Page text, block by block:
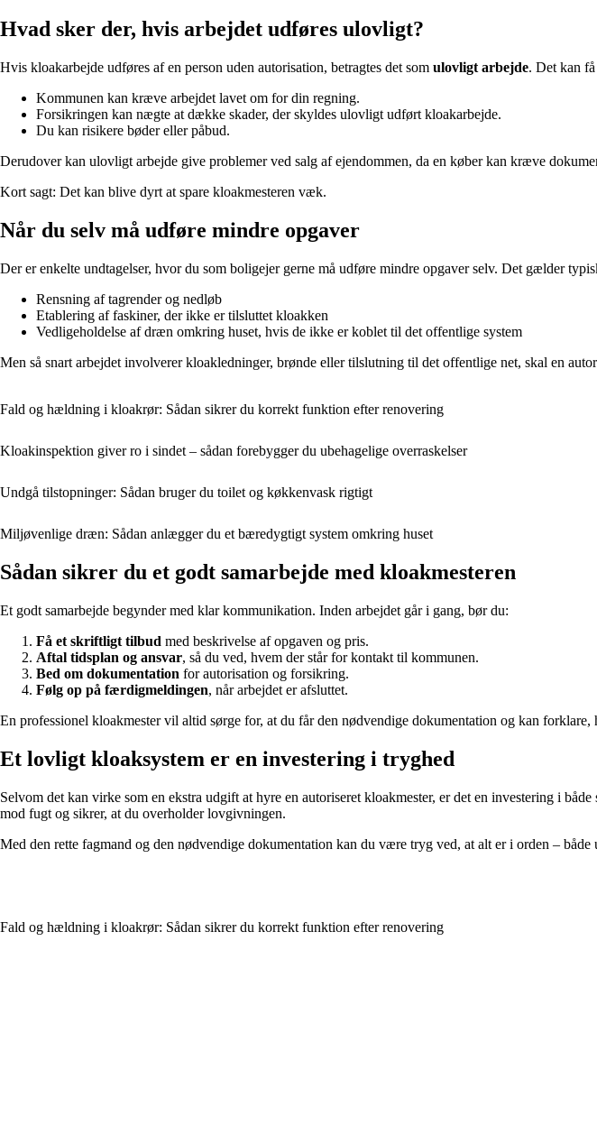
Hvad sker der, hvis arbejdet udføres ulovligt?
Hvis kloakarbejde udføres af en person uden autorisation, betragtes det som ulovligt arbejde. Det kan
Kommunen kan kræve arbejdet lavet om for din regning.
Forsikringen kan nægte at dække skader, der skyldes ulovligt udført kloakarbejde.
Du kan risikere bøder eller påbud.
Derudover kan ulovligt arbejde give problemer ved salg af ejendommen, da en køber kan kræve
Kort sagt: Det kan blive dyrt at spare kloakmesteren væk.
Når du selv må udføre mindre opgaver
Der er enkelte undtagelser, hvor du som boligejer gerne må udføre mindre opgaver selv. Det gælder
Rensning af tagrender og nedløb
Etablering af faskiner, der ikke er tilsluttet kloakken
Vedligeholdelse af dræn omkring huset, hvis de ikke er koblet til det offentlige system
Men så snart arbejdet involverer kloakledninger, brønde eller tilslutning til det offentlige net, skal en
Fald og hældning i kloakrør: Sådan sikrer du korrekt funktion efter renovering
Kloakinspektion giver ro i sindet – sådan forebygger du ubehagelige overraskelser
Undgå tilstopninger: Sådan bruger du toilet og køkkenvask rigtigt
Miljøvenlige dræn: Sådan anlægger du et bæredygtigt system omkring huset
Sådan sikrer du et godt samarbejde med kloakmesteren
Et godt samarbejde begynder med klar kommunikation. Inden arbejdet går i gang, bør du:
Få et skriftligt tilbud med beskrivelse af opgaven og pris.
Aftal tidsplan og ansvar, så du ved, hvem der står for kontakt til kommunen.
Bed om dokumentation for autorisation og forsikring.
Følg op på færdigmeldingen, når arbejdet er afsluttet.
En professionel kloakmester vil altid sørge for, at du får den nødvendige dokumentation og kan
Et lovligt kloaksystem er en investering i tryghed
Selvom det kan virke som en ekstra udgift at hyre en autoriseret kloakmester, er det en investering i
mod fugt og sikrer, at du overholder lovgivningen.
Med den rette fagmand og den nødvendige dokumentation kan du være tryg ved, at alt er i orden – både
Fald og hældning i kloakrør: Sådan sikrer du korrekt funktion efter renovering